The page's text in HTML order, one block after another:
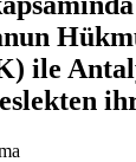
ile